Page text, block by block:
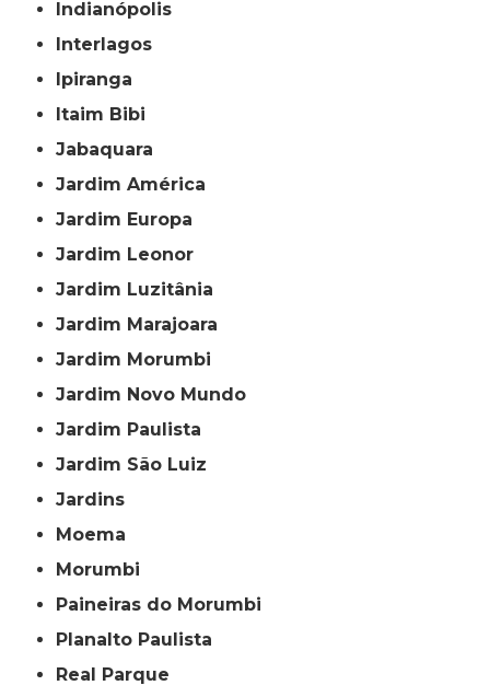
Indianópolis
Interlagos
Ipiranga
Itaim Bibi
Jabaquara
Jardim América
Jardim Europa
Jardim Leonor
Jardim Luzitânia
Jardim Marajoara
Jardim Morumbi
Jardim Novo Mundo
Jardim Paulista
Jardim São Luiz
Jardins
Moema
Morumbi
Paineiras do Morumbi
Planalto Paulista
Real Parque